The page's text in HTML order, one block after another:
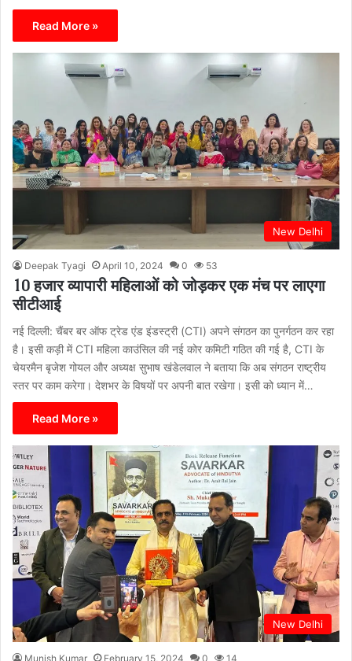
Read More »
New Delhi
Deepak Tyagi April 10, 2024 0 53
10 हजार व्यापारी महिलाओं को जोड़कर एक मंच पर लाएगा
सीटीआई
नई दिल्ली: चैंबर बर ऑफ ट्रेड एंड इंडस्ट्री (CTI) अपने संगठन का पुनर्गठन कर रहा
है। इसी कड़ी में CTI महिला काउंसिल की नई कोर कमिटी गठित की गई है, CTI के
चेयरमैन बृजेश गोयल और अध्यक्ष सुभाष खंडेलवाल ने बताया कि अब संगठन राष्ट्रीय
स्तर पर काम करेगा। देशभर के विषयों पर अपनी बात रखेगा। इसी को ध्यान में…
Read More »
New Delhi
Munish Kumar February 15, 2024 0 14